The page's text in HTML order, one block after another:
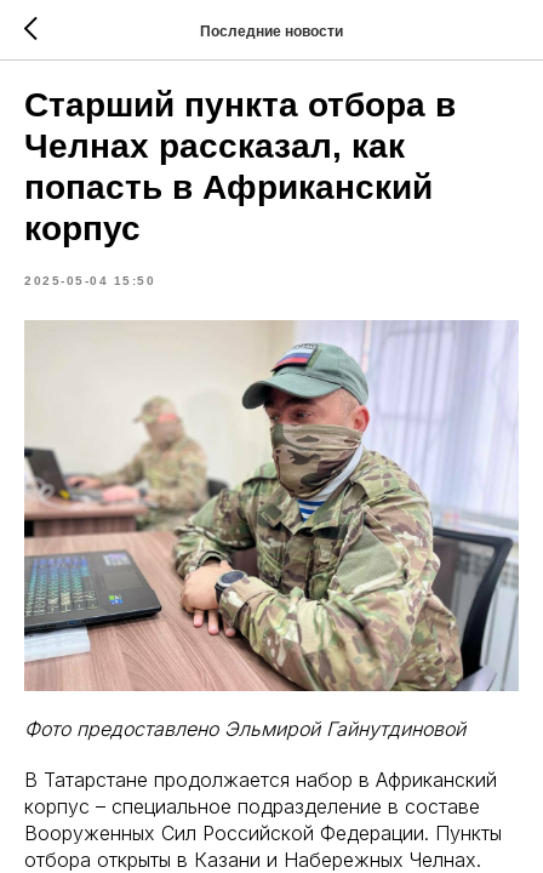
Последние новости
Старший пункта отбора в
Челнах рассказал, как
попасть в Африканский
корпус
2025-05-04 15:50
Фото предоставлено Эльмирой Гайнутдиновой
В Татарстане продолжается набор в Африканский
корпус – специальное подразделение в составе
Вооруженных Сил Российской Федерации. Пункты
отбора открыты в Казани и Набережных Челнах.